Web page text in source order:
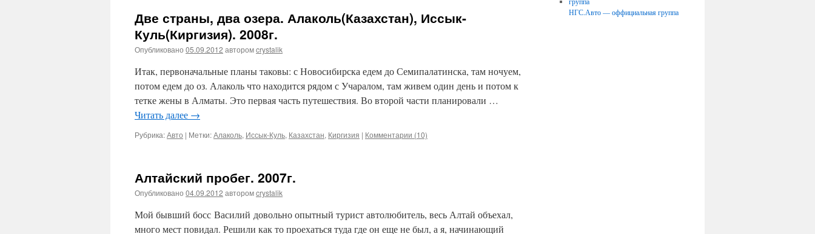
Две страны, два озера. Алаколь(Казахстан), Иссык-
Куль(Киргизия). 2008г.
Опубликовано 05.09.2012 авторомcrystalik
Итак, первоначальные планы таковы: с Новосибирска едем до Семипалатинска, там ночуем,
потом едем до оз. Алаколь что находится рядом с Учаралом, там живем один день и потом к
тетке жены в Алматы. Это первая часть путешествия. Во второй части планировали …
Читать далее →
Рубрика:Авто | Метки:Алаколь, Иссык-Куль, Казахстан, Киргизия | Комментарии (10)
Алтайский пробег. 2007г.
Опубликовано 04.09.2012 авторомcrystalik
Мой бывший босс Василий довольно опытный турист автолюбитель, весь Алтай объехал,
много мест повидал. Решили как то проехаться туда где он еще не был, а я, начинающий
НГС.Авто — оффициальная группа